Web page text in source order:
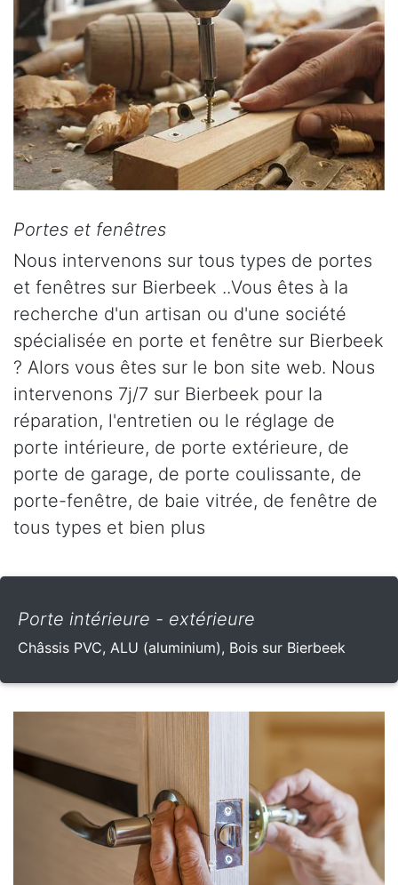
Portes et fenêtres
Nous intervenons sur tous types de portes
et fenêtres sur Bierbeek ..Vous êtes à la
recherche d'un artisan ou d'une société
spécialisée en porte et fenêtre sur Bierbeek
? Alors vous êtes sur le bon site web. Nous
intervenons 7j/7 sur Bierbeek pour la
réparation, l'entretien ou le réglage de
porte intérieure, de porte extérieure, de
porte de garage, de porte coulissante, de
porte-fenêtre, de baie vitrée, de fenêtre de
tous types et bien plus
Porte intérieure - extérieure
Châssis PVC, ALU (aluminium), Bois sur Bierbeek